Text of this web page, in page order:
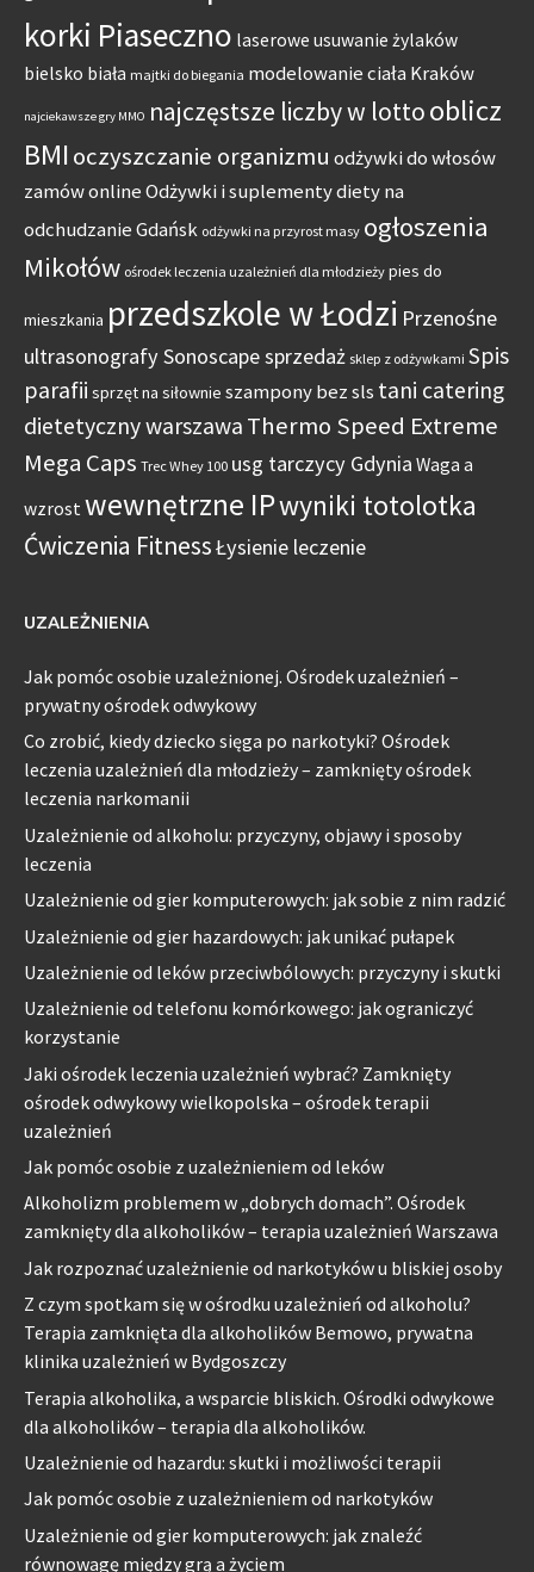
korki Piaseczno laserowe usuwanie żylaków
bielsko biała majtki do biegania modelowanie ciała Kraków
najciekawsze gry MMO najczęstsze liczby w lottooblicz
BMI oczyszczanie organizmu odżywki do włosów
zamów onlineOdżywki i suplementy diety na
odchudzanie Gdańsk odżywki na przyrost masy ogłoszenia
Mikołów ośrodek leczenia uzależnień dla młodzieży pies do
mieszkania przedszkole w Łodzi Przenośne
ultrasonografy Sonoscape sprzedaż sklep z odżywkami Spis
parafii sprzęt na siłownie szampony bez sls tani catering
dietetyczny warszawa Thermo Speed Extreme
Mega Caps Trec Whey 100 usg tarczycy Gdynia Waga a
wzrost wewnętrzne IPwyniki totolotka
Ćwiczenia FitnessŁysienie leczenie
UZALEŻNIENIA
Jak pomóc osobie uzależnionej. Ośrodek uzależnień –
prywatny ośrodek odwykowy
Co zrobić, kiedy dziecko sięga po narkotyki? Ośrodek
leczenia uzależnień dla młodzieży – zamknięty ośrodek
leczenia narkomanii
Uzależnienie od alkoholu: przyczyny, objawy i sposoby
leczenia
Uzależnienie od gier komputerowych: jak sobie z nim radzić
Uzależnienie od gier hazardowych: jak unikać pułapek
Uzależnienie od leków przeciwbólowych: przyczyny i skutki
Uzależnienie od telefonu komórkowego: jak ograniczyć
korzystanie
Jaki ośrodek leczenia uzależnień wybrać? Zamknięty
ośrodek odwykowy wielkopolska – ośrodek terapii
uzależnień
Jak pomóc osobie z uzależnieniem od leków
Alkoholizm problemem w „dobrych domach”. Ośrodek
zamknięty dla alkoholików – terapia uzależnień Warszawa
Jak rozpoznać uzależnienie od narkotyków u bliskiej osoby
Z czym spotkam się w ośrodku uzależnień od alkoholu?
Terapia zamknięta dla alkoholików Bemowo, prywatna
klinika uzależnień w Bydgoszczy
Terapia alkoholika, a wsparcie bliskich. Ośrodki odwykowe
dla alkoholików – terapia dla alkoholików.
Uzależnienie od hazardu: skutki i możliwości terapii
Jak pomóc osobie z uzależnieniem od narkotyków
Uzależnienie od gier komputerowych: jak znaleźć
równowagę między grą a życiem